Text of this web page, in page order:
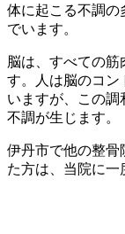
体に起こる不調の
でいます。
脳は、すべての
す。人は脳のコン
いますが、この
不調が生じます。
伊丹市で他の整骨
た方は、当院に一